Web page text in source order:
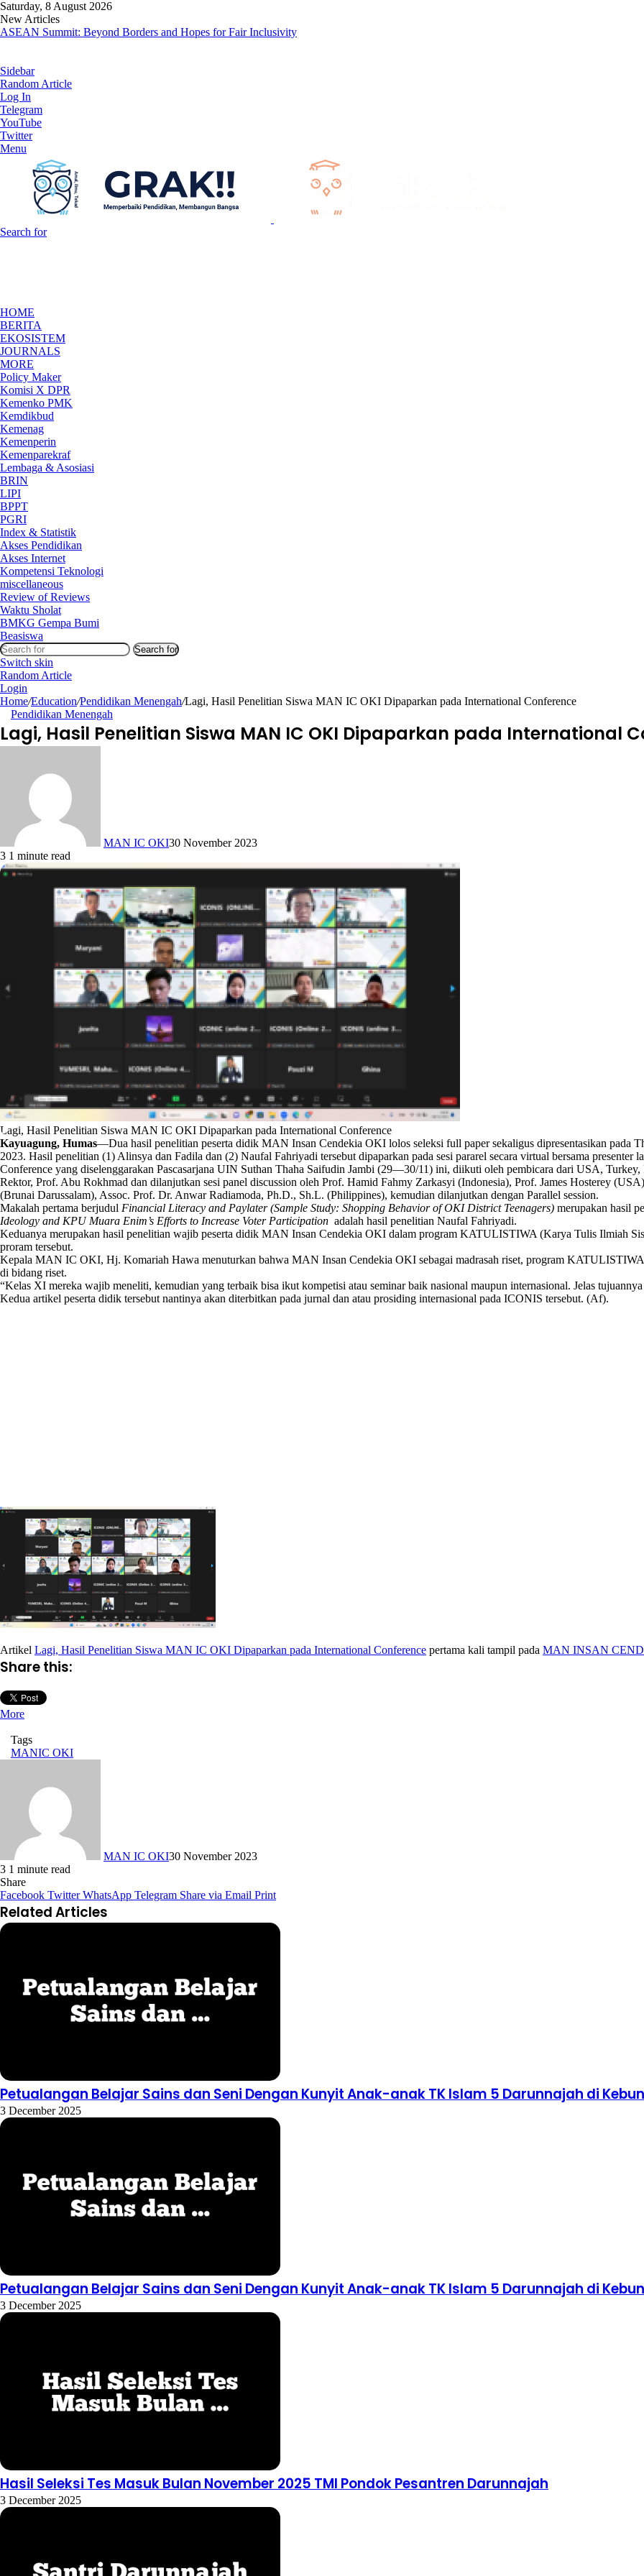
Saturday, 8 August 2026
New Articles
ASEAN Summit: Beyond Borders and Hopes for Fair Inclusivity
Sidebar
Random Article
Log In
Telegram
YouTube
Twitter
Menu
Search for
HOME
BERITA
EKOSISTEM
JOURNALS
MORE
Policy Maker
Komisi X DPR
Kemenko PMK
Kemdikbud
Kemenag
Kemenperin
Kemenparekraf
Lembaga & Asosiasi
BRIN
LIPI
BPPT
PGRI
Index & Statistik
Akses Pendidikan
Akses Internet
Kompetensi Teknologi
miscellaneous
Review of Reviews
Waktu Sholat
BMKG Gempa Bumi
Beasiswa
Search for
Switch skin
Random Article
Login
Home/Education/Pendidikan Menengah/Lagi, Hasil Penelitian Siswa MAN IC OKI Dipaparkan pada International Conference
Pendidikan Menengah
Lagi, Hasil Penelitian Siswa MAN IC OKI Dipaparkan pada International
MAN IC OKI30 November 2023
3 1 minute read
Lagi, Hasil Penelitian Siswa MAN IC OKI Dipaparkan pada International Conference
Kayuagung, Humas—Dua hasil penelitian peserta didik MAN Insan Cendekia OKI lolos seleksi full paper sekaligus dipresentasikan pada
2023. Hasil penelitian (1) Alinsya dan Fadila dan (2) Naufal Fahriyadi tersebut dipaparkan pada sesi pararel secara virtual bersama presenter
Conference yang diselenggarakan Pascasarjana UIN Suthan Thaha Saifudin Jambi (29—30/11) ini, diikuti oleh pembicara dari USA,
Rektor, Prof. Abu Rokhmad dan dilanjutkan sesi panel discussion oleh Prof. Hamid Fahmy Zarkasyi (Indonesia), Prof. James Hosterey
(Brunai Darussalam), Assoc. Prof. Dr. Anwar Radiamoda, Ph.D., Sh.L. (Philippines), kemudian dilanjutkan dengan Parallel session.
Makalah pertama berjudul Financial Literacy and Paylater (Sample Study: Shopping Behavior of OKI District Teenagers) merupakan hasil
Ideology and KPU Muara Enim’s Efforts to Increase Voter Participation adalah hasil penelitian Naufal Fahriyadi.
Keduanya merupakan hasil penelitian wajib peserta didik MAN Insan Cendekia OKI dalam program KATULISTIWA (Karya Tulis Ilmiah
proram tersebut.
Kepala MAN IC OKI, Hj. Komariah Hawa menuturkan bahwa MAN Insan Cendekia OKI sebagai madrasah riset, program
di bidang riset.
“Kelas XI mereka wajib meneliti, kemudian yang terbaik bisa ikut kompetisi atau seminar baik nasional maupun internasional. Jelas
Kedua artikel peserta didik tersebut nantinya akan diterbitkan pada jurnal dan atau prosiding internasional pada ICONIS tersebut. (Af).
Artikel Lagi, Hasil Penelitian Siswa MAN IC OKI Dipaparkan pada International Conference pertama kali tampil pada MAN INSAN
Share this:
More
Tags
MANIC OKI
MAN IC OKI30 November 2023
3 1 minute read
Share
Facebook Twitter WhatsApp Telegram Share via Email Print
Related Articles
Petualangan Belajar Sains dan Seni Dengan Kunyit Anak-anak TK Islam 5 Darunnajah di Kebun
3 December 2025
Petualangan Belajar Sains dan Seni Dengan Kunyit Anak-anak TK Islam 5 Darunnajah di Kebun
3 December 2025
Hasil Seleksi Tes Masuk Bulan November 2025 TMI Pondok Pesantren Darunnajah
3 December 2025